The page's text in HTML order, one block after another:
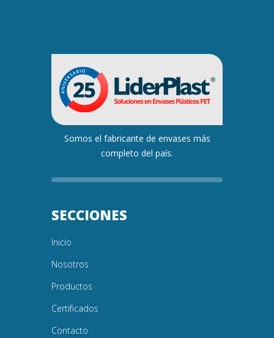
Somos el fabricante de envases más
completo del país.
SECCIONES
Inicio
Nosotros
Productos
Certificados
Contacto